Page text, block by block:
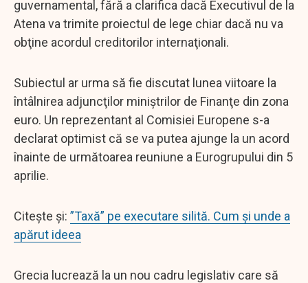
guvernamental, fără a clarifica dacă Executivul de la
Atena va trimite proiectul de lege chiar dacă nu va
obţine acordul creditorilor internaţionali.
Subiectul ar urma să fie discutat lunea viitoare la
întâlnirea adjuncţilor miniştrilor de Finanţe din zona
euro. Un reprezentant al Comisiei Europene s-a
declarat optimist că se va putea ajunge la un acord
înainte de următoarea reuniune a Eurogrupului din 5
aprilie.
Citește și: ”Taxă” pe executare silită. Cum și unde a
apărut ideea
Grecia lucrează la un nou cadru legislativ care să